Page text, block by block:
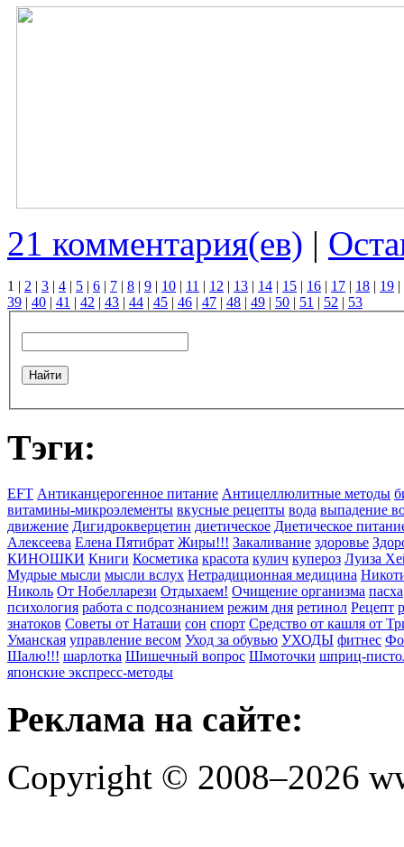
21 комментария(ев) |
1 | 2 | 3 | 4 | 5 | 6 | 7 | 8 | 9 | 10 | 11 | 12 | 13 | 14 | 15 | 16 | 17 | 18 | 19 |
39 | 40 | 41 | 42 | 43 | 44 | 45 | 46 | 47 | 48 | 49 | 50 | 51 | 52 | 53
Тэги:
EFT Антиканцерогенное питание Антицеллюлитные методы
витамины-микроэлементы вкусные рецепты вода выпадение
движение Дигидрокверцетин диетическое Диетическое
Алексеева Елена Пятибрат Жиры!!! Закаливание здоровье
КИНОШКИ Книги Косметика красота кулич купероз Луиза
Мудрые мысли мысли вслух Нетрадиционная медицина
Николь От Нобелларези Отдыхаем! Очищение организма пасха
психология работа с подсознанием режим дня ретинол Рецепт
знатоков Советы от Наташи сон спорт Средство от кашля от
Уманская управление весом Уход за обувью УХОДЫ фитнес
Шалю!!! шарлотка Шишечный вопрос Шмоточки шприц-
японские экспресс-методы
Реклама на сайте:
Copyright © 2008–2026